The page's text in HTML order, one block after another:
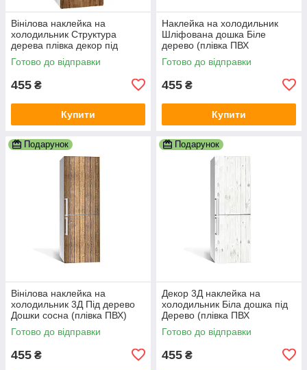
Вінілова наклейка на
холодильник Структура
дерева плівка декор під
дерево глянцева дошки
600х1800 мм
Готово до відправки
455 ₴
Купити
Наклейка на холодильник
Шліфована дошка Біле
дерево (плівка ПВХ
фотодрук) 600х1800 мм
Текстури Сірий
Готово до відправки
455 ₴
Купити
Подарунок
Вінілова наклейка на
холодильник 3Д Під дерево
Дошки сосна (плівка ПВХ)
600х1800 мм Текстури
Коричневий
Готово до відправки
455 ₴
Подарунок
Декор 3Д наклейка на
холодильник Біла дошка під
Дерево (плівка ПВХ
фотодрук) 600х1800 мм
Текстури Сірий
Готово до відправки
455 ₴